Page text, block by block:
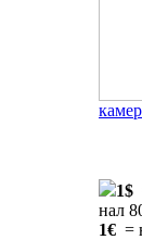
1$
нал
1€ =